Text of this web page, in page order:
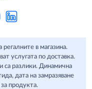
регалните в магазина.
услугата по доставка.
са разлики. Динамична
дата на замразяване
продукта.